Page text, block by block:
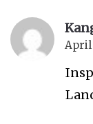
April